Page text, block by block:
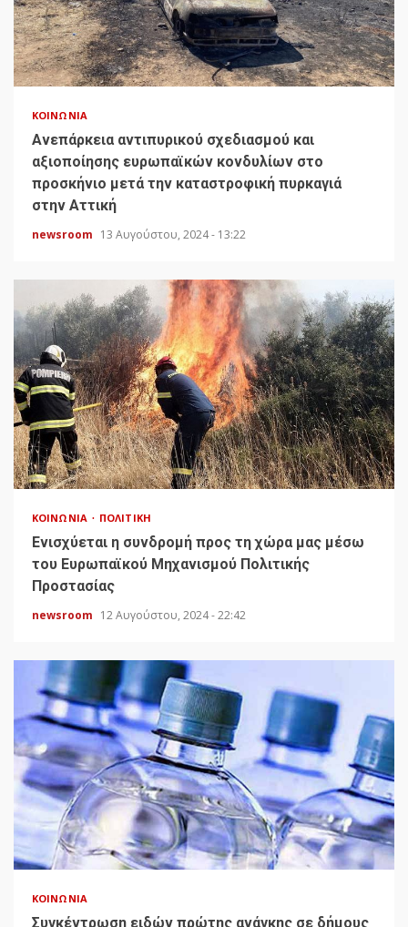
ΚΟΙΝΩΝΊΑ
Ανεπάρκεια αντιπυρικού σχεδιασμού και
αξιοποίησης ευρωπαϊκών κονδυλίων στο
προσκήνιο μετά την καταστροφική πυρκαγιά
στην Αττική
newsroom 13 Αυγούστου, 2024 - 13:22
ΚΟΙΝΩΝΊΑ ΠΟΛΙΤΙΚΉ
Ενισχύεται η συνδρομή προς τη χώρα μας μέσω
του Ευρωπαϊκού Μηχανισμού Πολιτικής
Προστασίας
newsroom 12 Αυγούστου, 2024 - 22:42
ΚΟΙΝΩΝΊΑ
Συγκέντρωση ειδών πρώτης ανάγκης σε δήμους